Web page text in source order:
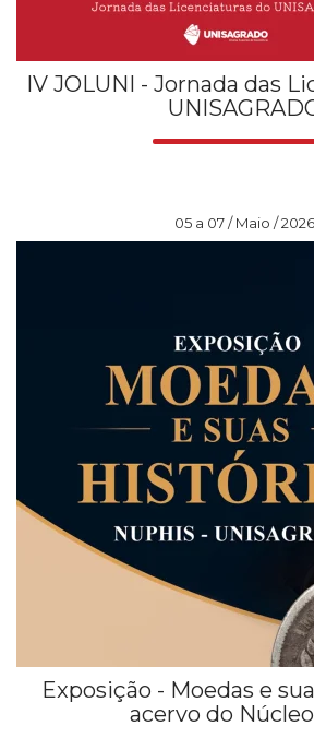
IV JOLUNI - Jornada das
05 a 07 / Maio / 2026
Exposição - Moedas e
acervo do Núcleo